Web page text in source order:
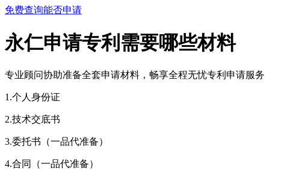
免费查询能否申请
永仁申请专利需要哪些材料
专业顾问协助准备全套申请材料，畅享全程无忧专利申请服务
1.个人身份证
2.技术交底书
3.委托书（一品代准备）
4.合同（一品代准备）